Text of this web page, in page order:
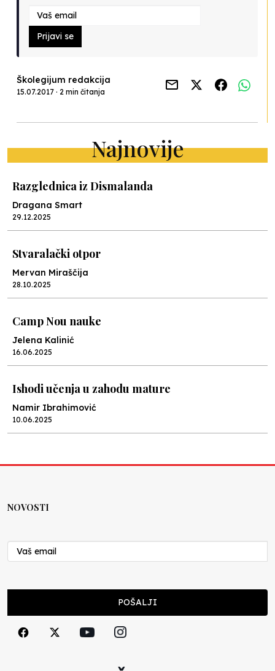
Prijavi se
Školegijum redakcija
15.07.2017 · 2 min čitanja
Najnovije
Razglednica iz Dismalanda
Dragana Smart
29.12.2025
Stvaralački otpor
Mervan Miraščija
28.10.2025
Camp Nou nauke
Jelena Kalinić
16.06.2025
Ishodi učenja u zahodu mature
Namir Ibrahimović
10.06.2025
Nenad Veličković
29.10.2024
Cuke i djeca
NOVOSTI
POŠALJI